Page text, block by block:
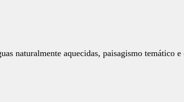
naturalmente aquecidas, paisagismo temático